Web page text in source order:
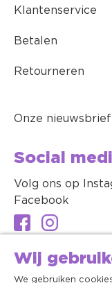
Klantenservice
Betalen
Retourneren
Onze nieuwsbrief
Social
Volg ons op
Facebook
Wij
We gebruiken